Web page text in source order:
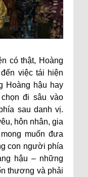
có thật, Hoàng
việc tái hiện
Hoàng hậu hay
đi sâu vào
sau danh vị.
hôn nhân, gia
muốn đưa
con người phía
hậu – những
thương và phải